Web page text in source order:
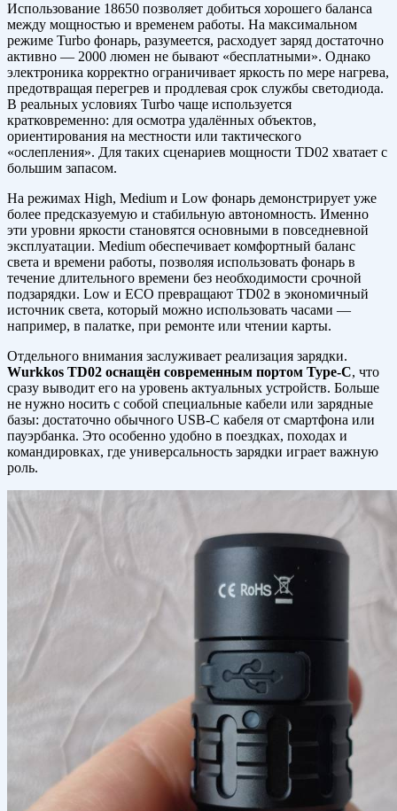
Использование 18650 позволяет добиться хорошего баланса
между мощностью и временем работы. На максимальном
режиме Turbo фонарь, разумеется, расходует заряд достаточно
активно — 2000 люмен не бывают «бесплатными». Однако
электроника корректно ограничивает яркость по мере нагрева,
предотвращая перегрев и продлевая срок службы светодиода.
В реальных условиях Turbo чаще используется
кратковременно: для осмотра удалённых объектов,
ориентирования на местности или тактического
«ослепления». Для таких сценариев мощности TD02 хватает с
большим запасом.
На режимах High, Medium и Low фонарь демонстрирует уже
более предсказуемую и стабильную автономность. Именно
эти уровни яркости становятся основными в повседневной
эксплуатации. Medium обеспечивает комфортный баланс
света и времени работы, позволяя использовать фонарь в
течение длительного времени без необходимости срочной
подзарядки. Low и ECO превращают TD02 в экономичный
источник света, который можно использовать часами —
например, в палатке, при ремонте или чтении карты.
Отдельного внимания заслуживает реализация зарядки.
Wurkkos TD02 оснащён современным портом Type-C, что
сразу выводит его на уровень актуальных устройств. Больше
не нужно носить с собой специальные кабели или зарядные
базы: достаточно обычного USB-C кабеля от смартфона или
пауэрбанка. Это особенно удобно в поездках, походах и
командировках, где универсальность зарядки играет важную
роль.